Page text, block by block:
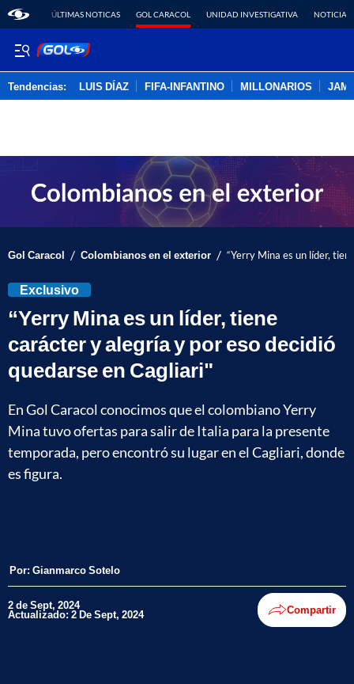
ÚLTIMAS NOTICAS GOL CARACOL UNIDAD INVESTIGATIVA NOTICIAS
Tendencias: LUIS DÍAZ FIFA-INFANTINO MILLONARIOS
Gol Caracol / Colombianos en el exterior / “Yerry Mina es un líder,
Exclusivo
“Yerry Mina es un líder, tiene
carácter y alegría y por eso decidió
quedarse en Cagliari"
En Gol Caracol conocimos que el colombiano Yerry
Mina tuvo ofertas para salir de Italia para la presente
temporada, pero encontró su lugar en el Cagliari, donde
es figura.
Por: Gianmarco Sotelo
2 de Sept, 2024
Actualizado: 2 De Sept, 2024 Compartir